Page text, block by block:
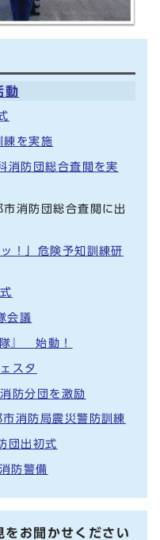
動
を実施
防団総合査閲を実
消防団総合査閲に出
」危険予知訓練研
会議
』 始動！
スタ
防分団を激励
消防局震災警防訓練
団出初式
防警備
をお聞かせください